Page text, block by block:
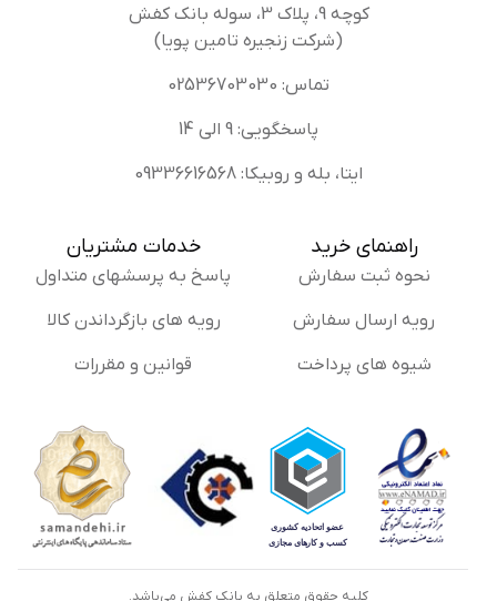
کوچه 9، پلاک 3، سوله بانک کفش
(شرکت زنجیره تامین پویا)
تماس: 02536703030
پاسخگویی: 9 الی 14
ایتا، بله و روبیکا: 09336616568
راهنمای خرید
نحوه ثبت سفارش
رویه ارسال سفارش
شیوه های پرداخت
خدمات مشتریان
پاسخ به پرسشهای متداول
رویه های بازگرداندن کالا
قوانین و مقررات
کلیه حقوق متعلق به بانک کفش می‌باشد.